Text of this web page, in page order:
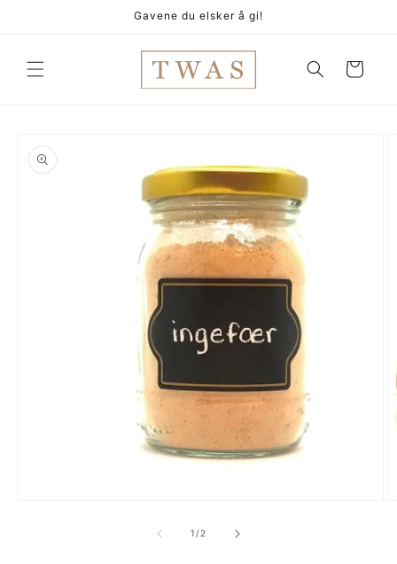
Gavene du elsker å gi!
Handlekurv
1 /av
2